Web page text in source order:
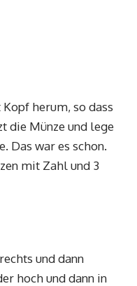
herum, so dass
die Münze und lege
Das war es schon.
mit Zahl und 3
und dann
hoch und dann in